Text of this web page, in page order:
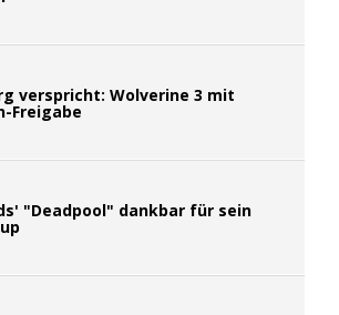
verspricht: Wolverine 3 mit
Freigabe
"Deadpool" dankbar für sein